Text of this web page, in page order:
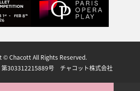
© Chacott All Rights Reserved.
303312215889号 チャコット株式会社